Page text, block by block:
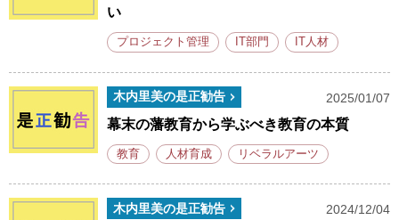
い
プロジェクト管理 IT部門 IT人材
木内里美の是正勧告 2025/01/07
幕末の藩教育から学ぶべき教育の本質
教育 人材育成 リベラルアーツ
木内里美の是正勧告 2024/12/04